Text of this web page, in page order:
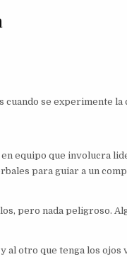
cuando se experimente la
equipo que involucra
para guiar a un
pero nada peligroso.
al otro que tenga los ojos